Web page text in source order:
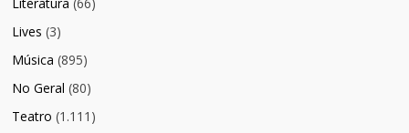
Lives (3)
Música (895)
No Geral (80)
Teatro (1.111)